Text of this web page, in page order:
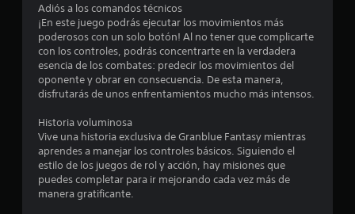
.
4
5
e
s
t
Adiós a los comandos técnicos
¡En este juego podrás ejecutar los movimientos más
poderosos con un solo botón! Al no tener que complicarte
con los controles, podrás concentrarte en la verdadera
esencia de los combates: predecir los movimientos del
oponente y obrar en consecuencia. De esta manera,
disfrutarás de unos enfrentamientos mucho más intensos.
Historia voluminosa
Vive una historia exclusiva de Granblue Fantasy mientras
aprendes a manejar los controles básicos. Siguiendo el
estilo de los juegos de rol y acción, hay misiones que
puedes completar para ir mejorando cada vez más de
manera gratificante.